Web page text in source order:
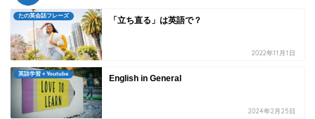
たの英会話フレーズ 「立ち直る」は英語で？
2022年11月1日
英語学習＋Youtube English in General
2024年2月25日